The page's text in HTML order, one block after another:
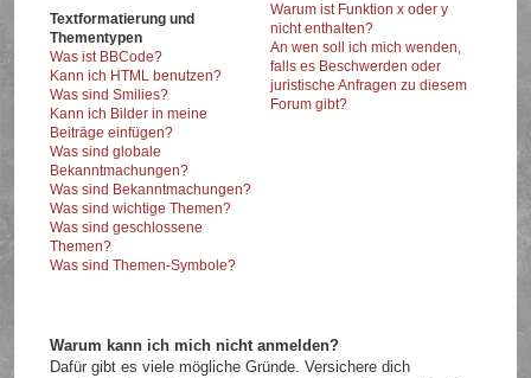
Textformatierung und
Thementypen
Was ist BBCode?
Kann ich HTML benutzen?
Was sind Smilies?
Kann ich Bilder in meine
Beiträge einfügen?
Was sind globale
Bekanntmachungen?
Was sind Bekanntmachungen?
Was sind wichtige Themen?
Was sind geschlossene
Themen?
Was sind Themen-Symbole?
Warum ist Funktion x oder y
nicht enthalten?
An wen soll ich mich wenden,
falls es Beschwerden oder
juristische Anfragen zu diesem
Forum gibt?
Warum kann ich mich nicht anmelden?
Dafür gibt es viele mögliche Gründe. Versichere dich